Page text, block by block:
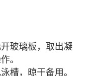
玻璃板，取出凝
。
槽，晾干备用。